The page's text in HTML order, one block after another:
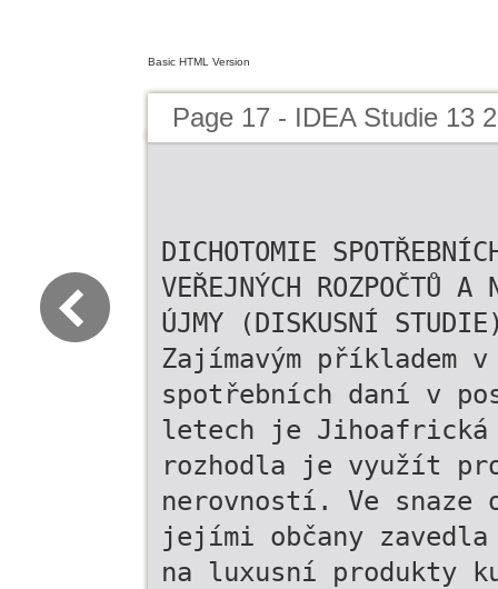
Basic HTML Version
Page 17 - IDEA Studie 13
DICHOTOMIE
VEŘEJNÝCH ROZPOČTŮ A
ÚJMY (DISKUSNÍ
Zajímavým příkladem
spotřebních daní v
letech je
rozhodla je využít
nerovností. Ve snaze
jejími občany
na luxusní produkty